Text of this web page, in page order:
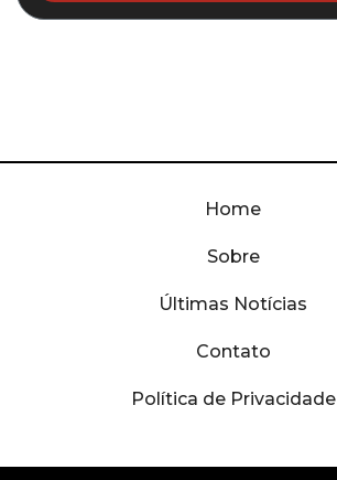
Home
Sobre
Últimas Notícias
Contato
Política de Privacidade